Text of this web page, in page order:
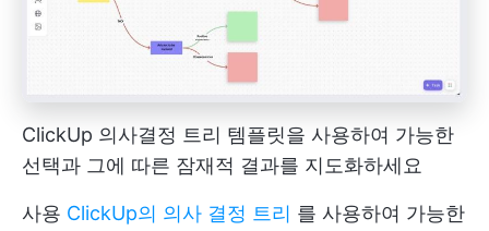
ClickUp 의사결정 트리 템플릿을 사용하여 가능한
선택과 그에 따른 잠재적 결과를 지도화하세요
사용 ClickUp의 의사 결정 트리 를 사용하여 가능한